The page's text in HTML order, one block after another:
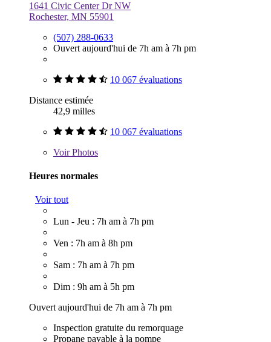
1641 Civic Center Dr NW
Rochester, MN 55901
(507) 288-0633
Ouvert aujourd'hui de 7h am à 7h pm
10 067 évaluations
Distance estimée
42,9 milles
10 067 évaluations
VoirPhotos
Heures normales
Voir tout
Lun - Jeu : 7h am à 7h pm
Ven : 7h am à 8h pm
Sam : 7h am à 7h pm
Dim : 9h am à 5h pm
Ouvert aujourd'hui de 7h am à 7h pm
Inspection gratuite du remorquage
Propane payable à la pompe